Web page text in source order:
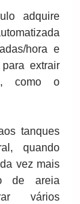
adquire
hora e
extrair
como o
tanques
quando
vez mais
de areia
vários